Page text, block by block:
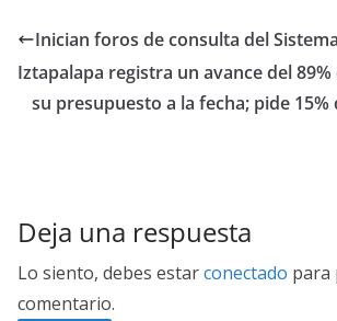
Inician foros de consulta del
Iztapalapa registra un avance del
su presupuesto a la fecha; pide
Deja una respuesta
Lo siento, debes estarconectado para
comentario.